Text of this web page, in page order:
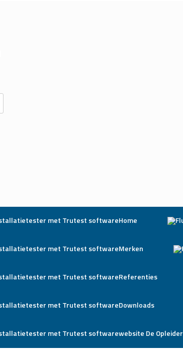
Home
Merken
Referenties
Downloads
website De Opleider